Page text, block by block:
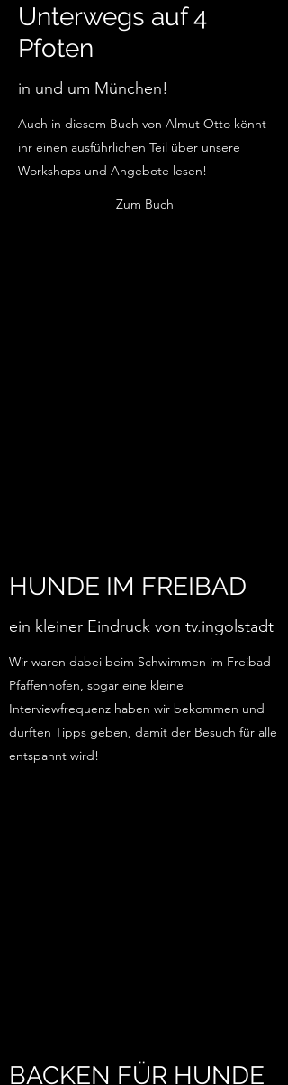
Unterwegs auf 4
Pfoten
in und um München!
Auch in diesem Buch von Almut Otto könnt
ihr einen ausführlichen Teil über unsere
Workshops und Angebote lesen!
Zum Buch
HUNDE IM FREIBAD
ein kleiner Eindruck von tv.ingolstadt
Wir waren dabei beim Schwimmen im Freibad
Pfaffenhofen, sogar eine kleine
Interviewfrequenz haben wir bekommen und
durften Tipps geben, damit der Besuch für alle
entspannt wird!
BACKEN FÜR HUNDE